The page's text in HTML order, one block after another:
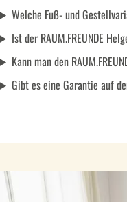
Welche Fuß- und
Ist der RAUM.FREUNDE
Kann man den
Gibt es eine Garantie auf